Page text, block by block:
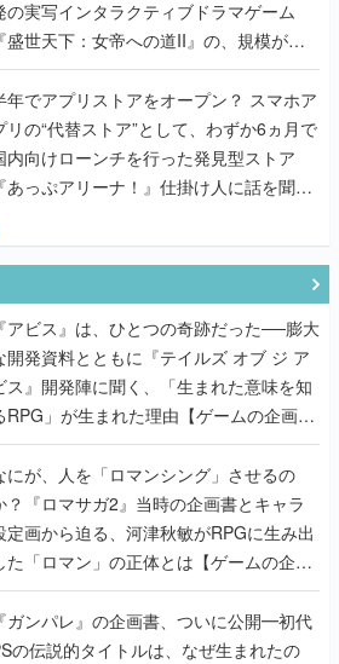
の実写インタラクティブドラマゲーム
『盛世天下：女帝への道II』の、規模が違
こだわりをプロデューサーに聞いた
でアプリストアをオープン？ スマホア
リの“代替ストア”として、わずか6ヵ月で
内向けローンチを行った発見型ストア
『あっぷアリーナ！』仕掛け人に話を聞い
『アビス』は、ひとつの奇跡だった──膨大
開発資料とともに『テイルズ オブ ジ ア
ス』開発陣に聞く、「生まれた意味を知
RPG」が生まれた理由【ゲームの企画
】
にが、人を「ロマンシング」させるの
？『ロマサガ2』当時の企画書とキャラ
定画から迫る、河津秋敏がRPGに生み出
た「ロマン」の正体とは【ゲームの企画
】
『ガンパレ』の企画書、ついに公開━初代
の伝説的タイトルは、なぜ生まれたの